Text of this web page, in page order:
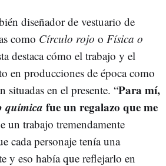
diseñador de vestuario de
como Círculo rojo o Física o
destaca cómo el trabajo y el
en producciones de época como
situadas en el presente. “Para mí,
química fue un regalazo que me
un trabajo tremendamente
cada personaje tenía una
y eso había que reflejarlo en